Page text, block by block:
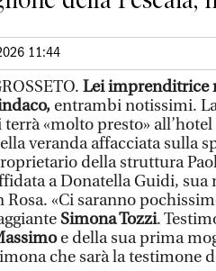
11:44
Lei imprenditrice
entrambi notissimi.
terrà «molto presto»
veranda affacciata sulla
della struttura
a Donatella Guidi, sua
Rosa. «Ci saranno
Simona Tozzi.
e della sua prima
che sarà la testimone